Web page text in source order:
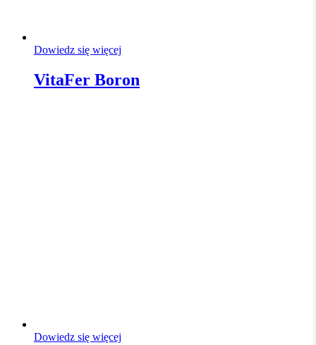
Dowiedz się więcej
VitaFer Boron
Dowiedz się więcej